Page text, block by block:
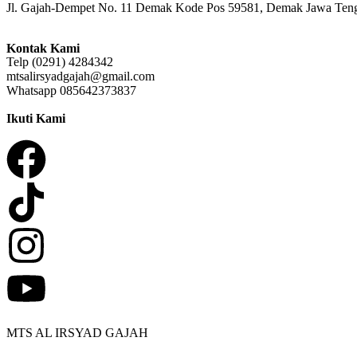
Jl. Gajah-Dempet No. 11 Demak Kode Pos 59581, Demak Jawa
Kontak Kami
Telp (0291) 4284342
mtsalirsyadgajah@gmail.com
Whatsapp 085642373837
Ikuti Kami
MTS AL IRSYAD GAJAH